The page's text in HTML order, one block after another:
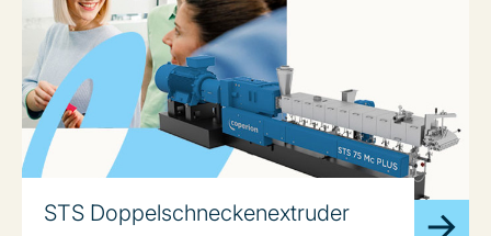
STS Doppelschneckenextruder